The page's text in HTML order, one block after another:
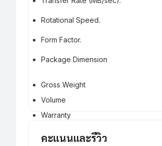
Rotational Speed.
Form Factor.
Package Dimension
Gross Weight
Volume
Warranty
คะแนนและรีวิว